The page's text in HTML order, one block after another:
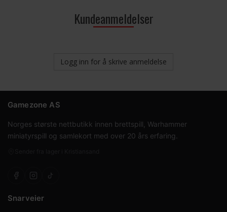
Kundeanmeldelser
Logg inn for å skrive anmeldelse
Gamezone AS
Norges største nettbutikk innen brettspill, Warhammer
miniatyrspill og samlekort med over 20 års erfaring.
Snarveier